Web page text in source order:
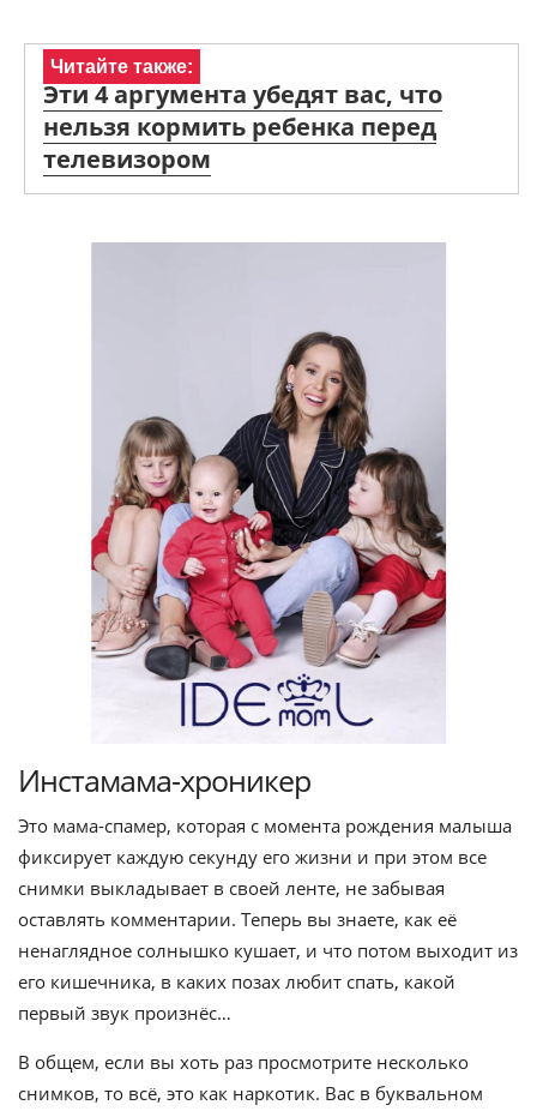
Читайте также:
Эти 4 аргумента убедят вас, что
нельзя кормить ребенка перед
телевизором
Инстамама-хроникер
Это мама-спамер, которая с момента рождения малыша
фиксирует каждую секунду его жизни и при этом все
снимки выкладывает в своей ленте, не забывая
оставлять комментарии. Теперь вы знаете, как её
ненаглядное солнышко кушает, и что потом выходит из
его кишечника, в каких позах любит спать, какой
первый звук произнёс…
В общем, если вы хоть раз просмотрите несколько
снимков, то всё, это как наркотик. Вас в буквальном